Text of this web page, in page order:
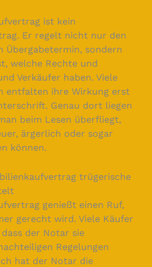
ist kein
Er regelt nicht nur den
Übergabetermin, sondern
welche Rechte und
Verkäufer haben. Viele
entfalten ihre Wirkung erst
Genau dort liegen
beim Lesen überfliegt,
ärgerlich oder sogar
können.
trügerische
genießt einen Ruf,
gerecht wird. Viele Käufer
der Notar sie
Regelungen
hat der Notar die